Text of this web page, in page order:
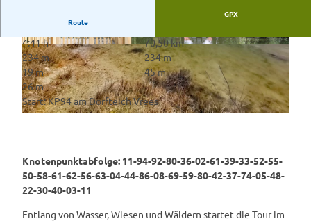
©CC-BY-SA © CC-BY-SA
Route
GPX
4:41 h
70,50 km
234 m
234 m
19 m
45 m
26 m
Start: KP94 am Dorfteich Vrees
Knotenpunktabfolge: 11-94-92-80-36-02-61-39-33-52-55-
50-58-61-62-56-63-04-44-86-08-69-59-80-42-37-74-05-48-
22-30-40-03-11
Entlang von Wasser, Wiesen und Wäldern startet die Tour im